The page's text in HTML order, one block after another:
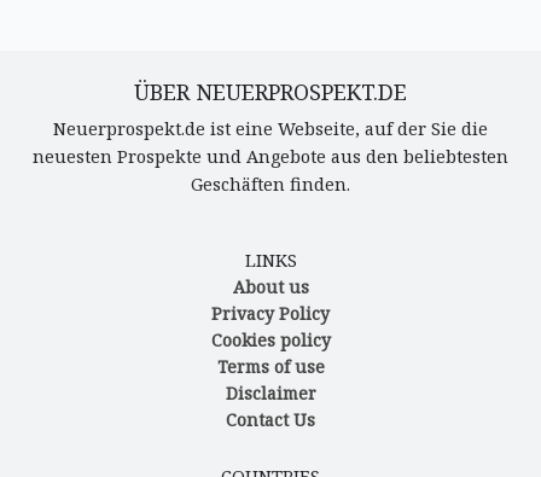
ÜBER NEUERPROSPEKT.DE
Neuerprospekt.de ist eine Webseite, auf der Sie die
neuesten Prospekte und Angebote aus den beliebtesten
Geschäften finden.
LINKS
About us
Privacy Policy
Cookies policy
Terms of use
Disclaimer
Contact Us